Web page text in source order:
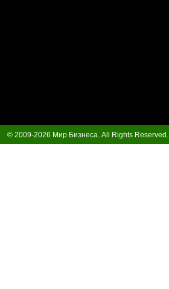
© 2009-2026 Мир Бизнеса. All Rights Reserved.